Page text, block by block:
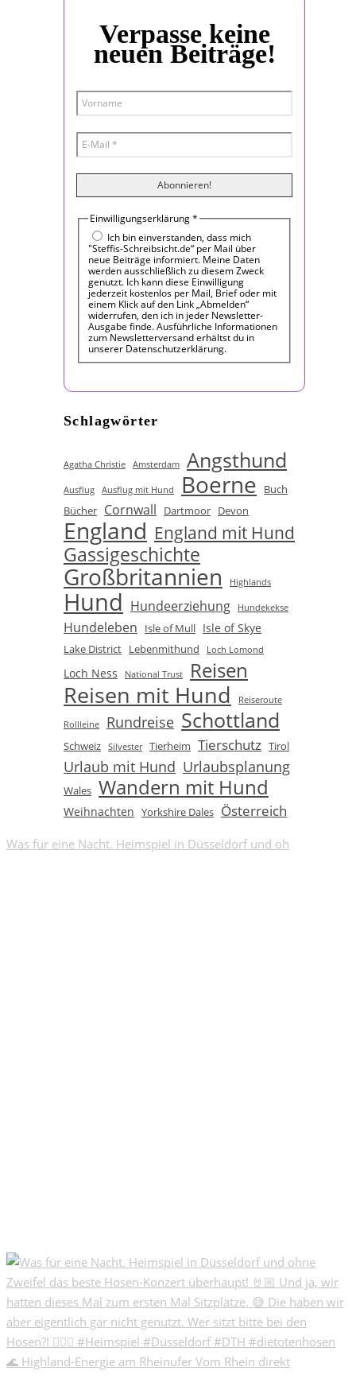
Verpasse keine
neuen Beiträge!
Einwilligungserklärung*
Ich bin einverstanden, dass mich
"Steffis-Schreibsicht.de“ per Mail über
neue Beiträge informiert. Meine Daten
werden ausschließlich zu diesem Zweck
genutzt. Ich kann diese Einwilligung
jederzeit kostenlos per Mail, Brief oder mit
einem Klick auf den Link „Abmelden“
widerrufen, den ich in jeder Newsletter-
Ausgabe finde. Ausführliche Informationen
zum Newsletterversand erhältst du in
unserer Datenschutzerklärung.
Schlagwörter
Agatha Christie Amsterdam Angsthund
Ausflug Ausflug mit Hund Boerne
Buch
Bücher Cornwall Dartmoor Devon
England England mit Hund
Gassigeschichte
Großbritannien Highlands
Hund Hundeerziehung Hundekekse
Hundeleben Isle of Mull Isle of Skye
Lake District Lebenmithund Loch Lomond
Loch Ness National Trust Reisen
Reisen mit Hund Reiseroute
Rollleine Rundreise Schottland
Schweiz Silvester Tierheim Tierschutz Tirol
Urlaub mit Hund Urlaubsplanung
Wales Wandern mit Hund
Weihnachten Yorkshire Dales Österreich
Was für eine Nacht. Heimspiel in Düsseldorf und oh
🌊 Highland-Energie am Rheinufer Vom Rhein direkt